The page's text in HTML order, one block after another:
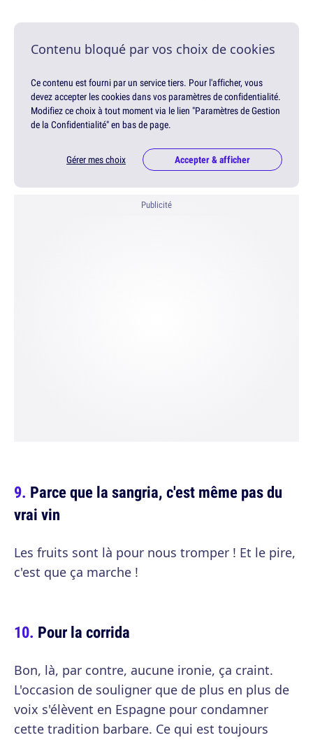
Contenu bloqué par vos choix de cookies
Ce contenu est fourni par un service tiers. Pour l'afficher, vous
devez accepter les cookies dans vos paramètres de confidentialité.
Modifiez ce choix à tout moment via le lien "Paramètres de Gestion
de la Confidentialité" en bas de page.
Gérer mes choix Accepter & afficher
Publicité
Parce que la sangria, c'est même pas du
vrai vin
Les fruits sont là pour nous tromper ! Et le pire,
c'est que ça marche !
Pour la corrida
Bon, là, par contre, aucune ironie, ça craint.
L'occasion de souligner que de plus en plus de
voix s'élèvent en Espagne pour condamner
cette tradition barbare. Ce qui est toujours